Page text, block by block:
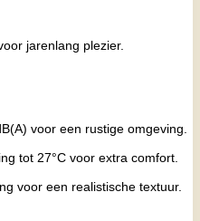
jarenlang plezier.
voor een rustige omgeving.
tot 27°C voor extra comfort.
voor een realistische textuur.